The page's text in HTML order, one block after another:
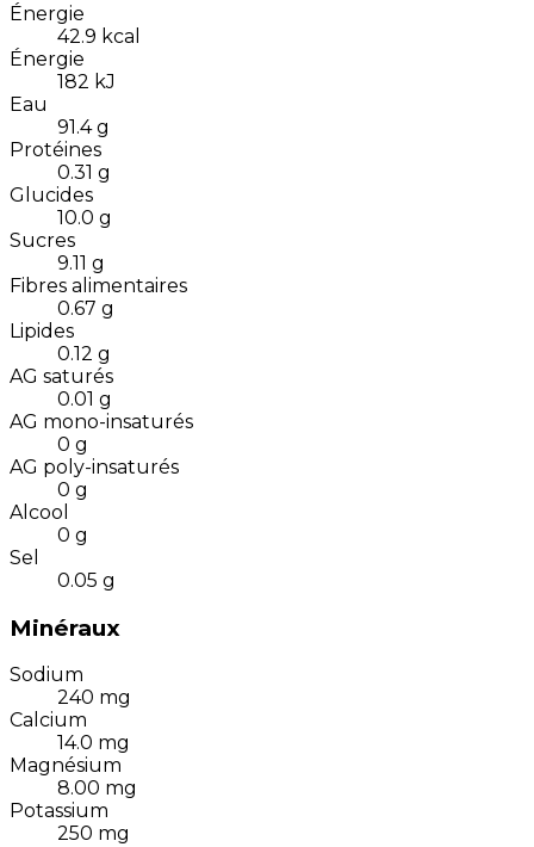
Énergie
42.9 kcal
Énergie
182 kJ
Eau
91.4 g
Protéines
0.31 g
Glucides
10.0 g
Sucres
9.11 g
Fibres alimentaires
0.67 g
Lipides
0.12 g
AG saturés
0.01 g
AG mono-insaturés
0 g
AG poly-insaturés
0 g
Alcool
0 g
Sel
0.05 g
Minéraux
Sodium
240 mg
Calcium
14.0 mg
Magnésium
8.00 mg
Potassium
250 mg